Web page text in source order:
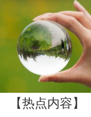
【热点内容】